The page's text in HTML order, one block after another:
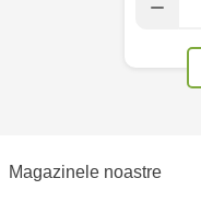
Magazinele noastre